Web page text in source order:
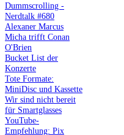
Dummscrolling -
Nerdtalk #680
Alexaner Marcus
Micha trifft Conan
O'Brien
Bucket List der
Konzerte
Tote Formate:
MiniDisc und Kassette
Wir sind nicht bereit
für Smartglasses
YouTube-
Empfehlung: Pix